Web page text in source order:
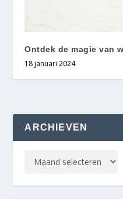
Ontdek de magie van
18 januari 2024
ARCHIEVEN